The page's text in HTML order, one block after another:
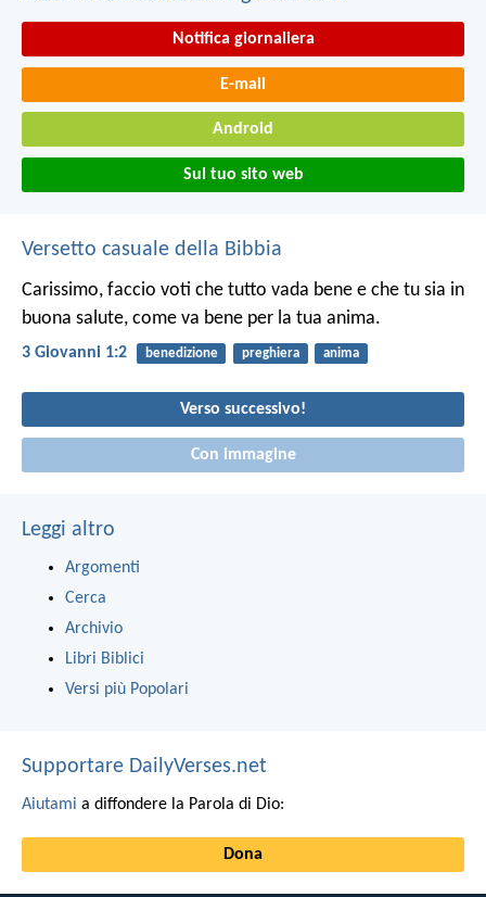
Notifica giornaliera
E-mail
Android
Sul tuo sito web
Versetto casuale della Bibbia
Carissimo, faccio voti che tutto vada bene e che tu sia in
buona salute, come va bene per la tua anima.
3 Giovanni 1:2 benedizione preghiera anima
Verso successivo!
Con immagine
Leggi altro
Argomenti
Cerca
Archivio
Libri Biblici
Versi più Popolari
Supportare DailyVerses.net
Aiutami a diffondere la Parola di Dio:
Dona